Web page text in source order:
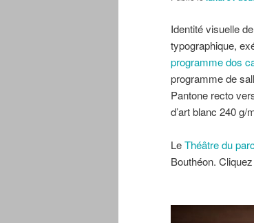
Identité visuelle
typographique,
programme dos
programme de
Pantone recto
d’art blanc 240 g/
LeThéâtre du parc
Bouthéon.